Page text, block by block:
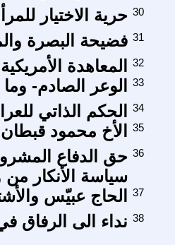
حرية الاختيار 30
فضيحة البصرة 31
المعاهدة
32
الوعر الصادم- 33
الحكم الذاتي
34
الأخ محمود قبطان 35
حق الدفاع
سياسة الأنكار
36
الحاج عبيّس 37
نداء الى الرفاق 38